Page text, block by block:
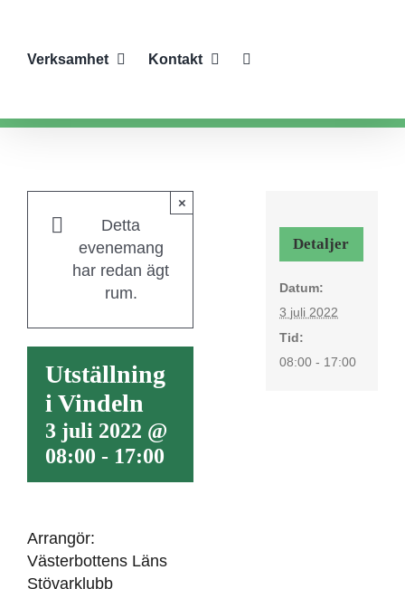
Verksamhet Kontakt
Detta
evenemang
har redan ägt
rum.
×
Utställning
i Vindeln
3 juli 2022 @
08:00 - 17:00
Arrangör:
Västerbottens Läns
Stövarklubb
Detaljer
Datum:
3 juli 2022
Tid:
08:00 - 17:00